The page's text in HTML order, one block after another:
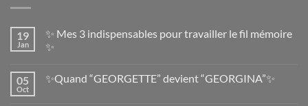
19
Jan
✨ Mes 3 indispensables pour travailler le fil mémoire
✨
05
Oct
✨Quand “GEORGETTE” devient “GEORGINA”✨